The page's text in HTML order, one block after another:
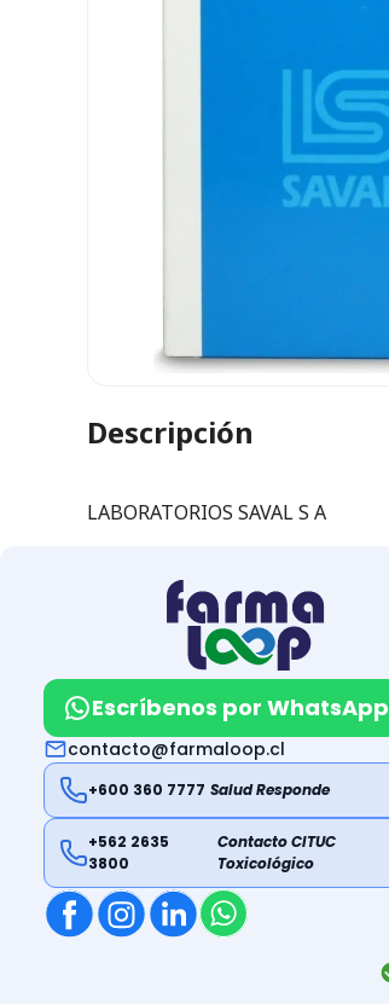
Descripción
LABORATORIOS SAVAL S A
Escríbenos por WhatsApp
contacto@farmaloop.cl
+600 360 7777 Salud Responde
+562 2635
3800
Contacto CITUC
Toxicológico